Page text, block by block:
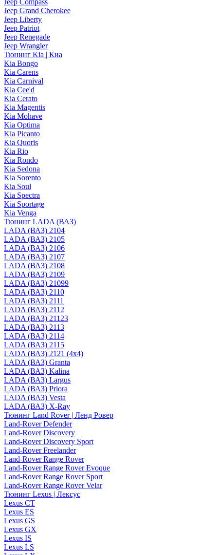
Jeep Compass
Jeep Grand Cherokee
Jeep Liberty
Jeep Patriot
Jeep Renegade
Jeep Wrangler
Тюнинг Kia | Киа
Kia Bongo
Kia Carens
Kia Carnival
Kia Cee'd
Kia Cerato
Kia Magentis
Kia Mohave
Kia Optima
Kia Picanto
Kia Quoris
Kia Rio
Kia Rondo
Kia Sedona
Kia Sorento
Kia Soul
Kia Spectra
Kia Sportage
Kia Venga
Тюнинг LADA (ВАЗ)
LADA (ВАЗ) 2104
LADA (ВАЗ) 2105
LADA (ВАЗ) 2106
LADA (ВАЗ) 2107
LADA (ВАЗ) 2108
LADA (ВАЗ) 2109
LADA (ВАЗ) 21099
LADA (ВАЗ) 2110
LADA (ВАЗ) 2111
LADA (ВАЗ) 2112
LADA (ВАЗ) 21123
LADA (ВАЗ) 2113
LADA (ВАЗ) 2114
LADA (ВАЗ) 2115
LADA (ВАЗ) 2121 (4x4)
LADA (ВАЗ) Granta
LADA (ВАЗ) Kalina
LADA (ВАЗ) Largus
LADA (ВАЗ) Priora
LADA (ВАЗ) Vesta
LADA (ВАЗ) X-Ray
Тюнинг Land Rover | Ленд Ровер
Land-Rover Defender
Land-Rover Discovery
Land-Rover Discovery Sport
Land-Rover Freelander
Land-Rover Range Rover
Land-Rover Range Rover Evoque
Land-Rover Range Rover Sport
Land-Rover Range Rover Velar
Тюнинг Lexus | Лексус
Lexus CT
Lexus ES
Lexus GS
Lexus GX
Lexus IS
Lexus LS